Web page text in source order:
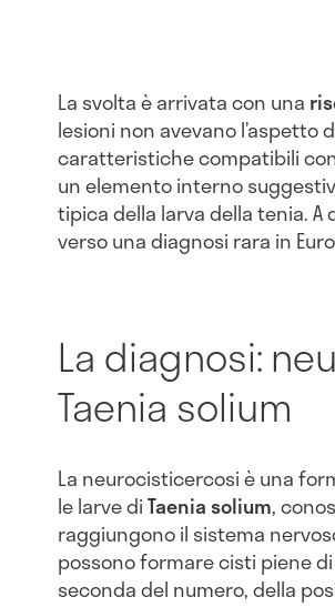
La svolta è arrivata con una
lesioni non avevano
caratteristiche compatibili
un elemento interno
tipica della larva della tenia.
verso una diagnosi rara in
La diagnosi:
Taenia solium
La neurocisticercosi è una
le larve diTaenia solium,
raggiungono il sistema
possono formare cisti piene
seconda del numero, della